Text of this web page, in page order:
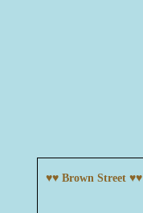
♥♥ Brown Street ♥♥